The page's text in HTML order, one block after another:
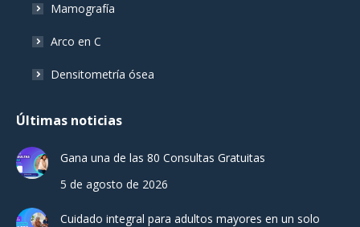
Mamografía
Arco en C
Densitometría ósea
Últimas noticias
Gana una de las 80 Consultas Gratuitas
5 de agosto de 2026
Cuidado integral para adultos mayores en un solo